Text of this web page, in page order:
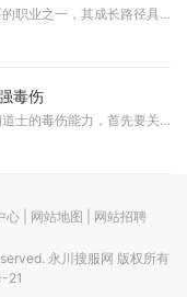
法师作为传奇三中最为重要的职业之一，其成长路径具有一定的规律性。角色从初始阶段到高级阶段，升级应结合技能学习节点与地图资源分布，在每个关键等级区间选择最适宜的区域
毒伤
各位小伙伴们想要提升咱们道士的毒伤能力，首先要关注的就是武器选择。在咱们这个职业的装备体系里，武器直接决定了毒伤效果的好坏，无论是灵魂火符的伤害还是施毒术的持续效
心 | 网站地图 | 网站招聘
永川搜服网 版权所有
21